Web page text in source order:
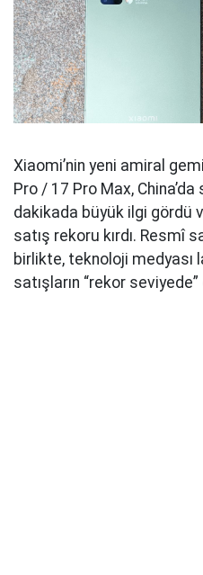
Xiaomi’nin yeni amiral
Pro / 17 Pro Max, China’da
dakikada büyük ilgi gördü
satış rekoru kırdı. Resmî
birlikte, teknoloji medyası
satışların “rekor